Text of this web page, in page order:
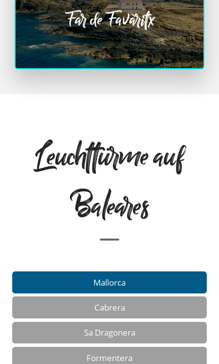
Far de Favàritx
Leuchttürme auf
Baleares
Mallorca
Cabrera
Sa Dragonera
Formentera